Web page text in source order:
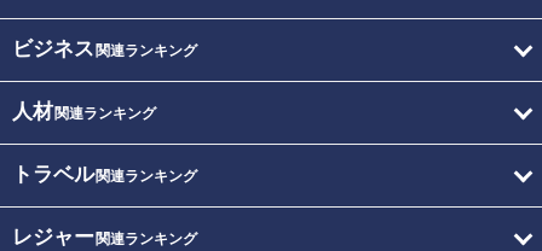
ビジネス 関連ランキング
人材関連ランキング
トラベル関連ランキング
レジャー関連ランキング